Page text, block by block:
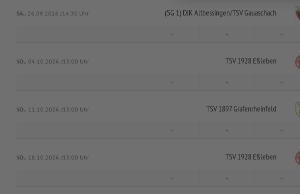
SA.. 26.09.2026 /14:30 Uhr (SG 1) DJK Altbessingen/TSV Gauaschach
- - -
SO.. 04.10.2026 /13:00 Uhr TSV 1928 Eßleben
- - -
SO.. 11.10.2026 /13:00 Uhr TSV 1897 Grafenrheinfeld
- - -
SO.. 18.10.2026 /13:00 Uhr TSV 1928 Eßleben
- - -